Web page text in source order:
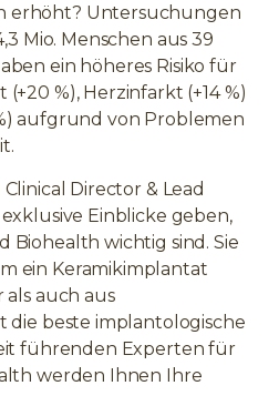
erhöht? Untersuchungen
Mio. Menschen aus 39
ein höheres Risiko für
%), Herzinfarkt (+14 %)
aufgrund von Problemen
Director & Lead
Einblicke geben,
wichtig sind. Sie
ein Keramikimplantat
als auch aus
die beste implantologische
führenden Experten für
werden Ihnen Ihre